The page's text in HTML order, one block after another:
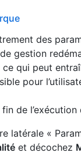
des
gestion
ce qui peut
pour
de
latérale «
et décochez